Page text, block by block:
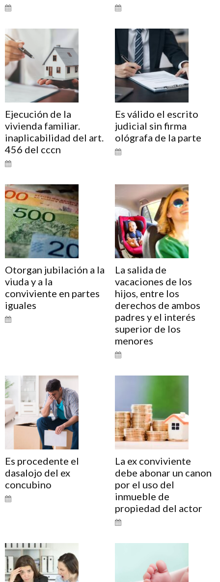
Ejecución de la
vivienda familiar.
inaplicabilidad del art.
456 del cccn
Es válido el escrito
judicial sin firma
ológrafa de la parte
Otorgan jubilación a la
viuda y a la
conviviente en partes
iguales
La salida de
vacaciones de los
hijos, entre los
derechos de ambos
padres y el interés
superior de los
menores
Es procedente el
dasalojo del ex
concubino
La ex conviviente
debe abonar un canon
por el uso del
inmueble de
propiedad del actor